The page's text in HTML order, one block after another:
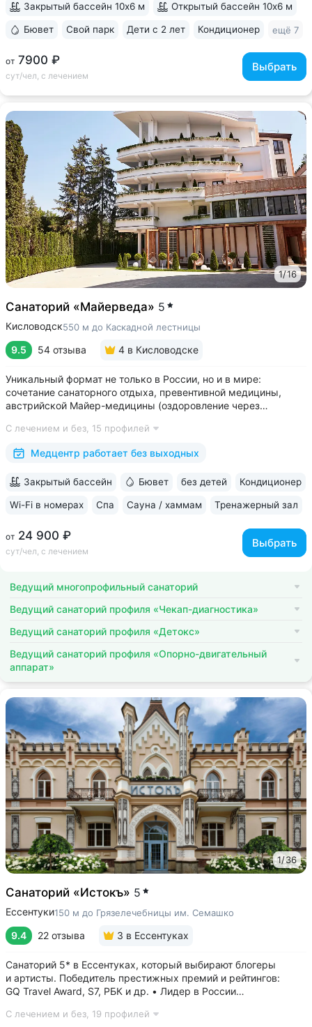
от 7900 ₽
сут/чел, с лечением
Выбрать
Закрытый бассейн 10х6 м Открытый бассейн 10х6 м
Бювет Свой парк Дети с 2 лет Кондиционер ещё 7
1/16
Санаторий «Майерведа» 5
Кисловодск550 м до Каскадной лестницы
9.5 54 отзыва 4 в Кисловодске
Уникальный формат не только в России, но и в мире:
сочетание санаторного отдыха, превентивной медицины,
австрийской Майер-медицины (оздоровление через
Победитель международной премии The World Luxury Awards.
Премия «Вояж» за лучший велнес-проект...
С лечением и без, 15 профилей
Медцентр работает без выходных
от 24 900 ₽
сут/чел, с лечением
Выбрать
Закрытый бассейн Бювет без детей Кондиционер
Wi-Fi в номерах Спа Сауна / хаммам Тренажерный зал
Ведущий многопрофильный санаторий
Ведущий санаторий профиля «Чекап-диагностика»
Ведущий санаторий профиля «Детокс»
Ведущий санаторий профиля «Опорно-двигательный
аппарат»
1/36
Санаторий «Истокъ» 5
Ессентуки150 м до Грязелечебницы им. Семашко
9.4 22 отзыва 3 в Ессентуках
Санаторий 5* в Ессентуках, который выбирают блогеры
и артисты. Победитель престижных премий и рейтингов:
GQ Travel Award, S7, РБК и др. • Лидер в России
целлюлита и вен «Эндосфера», коррекция фигуры Tesla
С лечением и без, 19 профилей